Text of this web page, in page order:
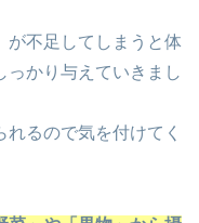
が不足してしまうと体
っかり与えていきまし
るので気を付けてく